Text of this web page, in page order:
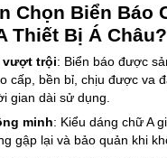
Chọn Biển Báo
Thiết Bị Á Châu?
vượt trội: Biển báo được
cấp, bền bỉ, chịu được va
gian dài sử dụng.
minh: Kiểu dáng chữ A
gập lại và bảo quản khi